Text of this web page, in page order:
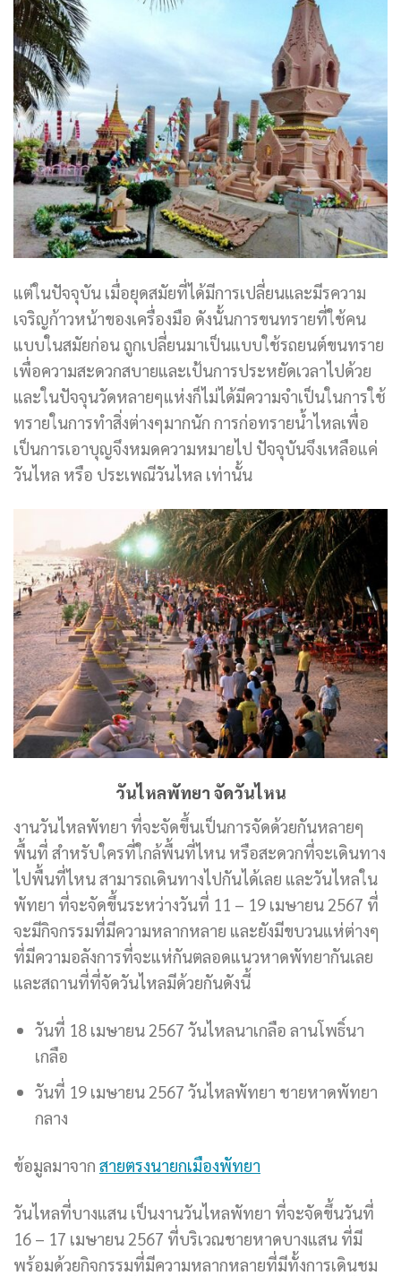
แต่ในปัจจุบัน เมื่อยุดสมัยที่ได้มีการเปลี่ยนและมีรความ
เจริญก้าวหน้าของเครื่องมือ ดังนั้นการขนทรายที่ใช้คน
แบบในสมัยก่อน ถูกเปลี่ยนมาเป็นแบบใช้รถยนต์ขนทราย
เพื่อความสะดวกสบายและเป้นการประหยัดเวลาไปด้วย
และในปัจจุนวัดหลายๆแห่งก็ไม่ได้มีความจำเป็นในการใช้
ทรายในการทำสิ่งต่างๆมากนัก การก่อทรายน้ำไหลเพื่อ
เป็นการเอาบุญจึงหมดความหมายไป ปัจจุบันจึงเหลือแค่
วันไหล หรือ ประเพณีวันไหล เท่านั้น
วันไหลพัทยา จัดวันไหน
งานวันไหลพัทยา ที่จะจัดขึ้นเป็นการจัดด้วยกันหลายๆ
พื้นที่ สำหรับใครที่ใกล้พื้นที่ไหน หรือสะดวกที่จะเดินทาง
ไปพื้นที่ไหน สามารถเดินทางไปกันได้เลย และวันไหลใน
พัทยา ที่จะจัดขึ้นระหว่างวันที่ 11 – 19 เมษายน 2567 ที่
จะมีกิจกรรมที่มีความหลากหลาย และยังมีขบวนแห่ต่างๆ
ที่มีความอลังการที่จะแห่กันตลอดแนวหาดพัทยากันเลย
และสถานที่ที่จัดวันไหลมีด้วยกันดังนี้
วันที่ 18 เมษายน 2567 วันไหลนาเกลือ ลานโพธิ์นา
เกลือ
วันที่ 19 เมษายน 2567 วันไหลพัทยา ชายหาดพัทยา
กลาง
ข้อมูลมาจาก สายตรงนายกเมืองพัทยา
วันไหลที่บางแสน เป็นงานวันไหลพัทยา ที่จะจัดขึ้นวันที่
16 – 17 เมษายน 2567 ที่บริเวณชายหาดบางแสน ที่มี
พร้อมด้วยกิจกรรมที่มีความหลากหลายที่มีทั้งการเดินชม